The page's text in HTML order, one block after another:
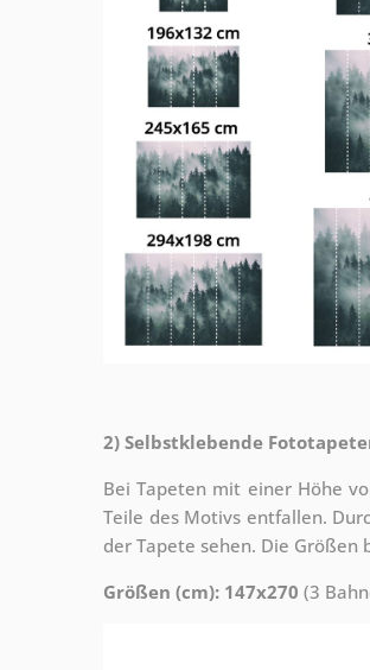
2) Selbstklebende
Bei Tapeten mit einer Höhe
Teile des Motivs entfallen.
der Tapete sehen. Die Größen
Größen (cm): 147x270 (3